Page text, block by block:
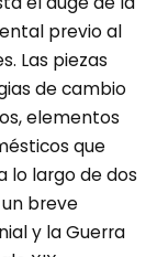
previo al
Las piezas
de cambio
elementos
que
lo largo de dos
breve
y la Guerra